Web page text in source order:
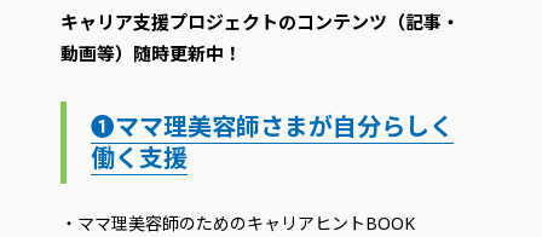
キャリア支援プロジェクトのコンテンツ（記事・
動画等）随時更新中！
❶ママ理美容師さまが自分らしく
働く支援
・ママ理美容師のためのキャリアヒントBOOK